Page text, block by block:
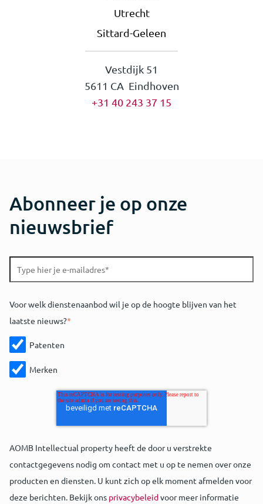
Utrecht
Sittard-Geleen
Vestdijk 51
5611 CA Eindhoven
+31 40 243 37 15
Abonneer je op onze
nieuwsbrief
Voor welk dienstenaanbod wil je op de hoogte blijven van het
laatste nieuws?*
Patenten
Merken
AOMB Intellectual property heeft de door u verstrekte
contactgegevens nodig om contact met u op te nemen over onze
producten en diensten. U kunt zich op elk moment afmelden voor
deze berichten. Bekijk ons privacybeleidvoor meer informatie